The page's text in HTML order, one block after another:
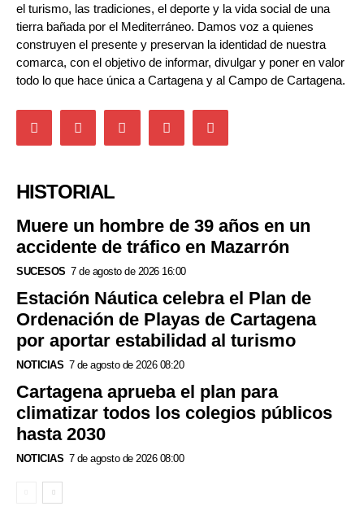
el turismo, las tradiciones, el deporte y la vida social de una
tierra bañada por el Mediterráneo. Damos voz a quienes
construyen el presente y preservan la identidad de nuestra
comarca, con el objetivo de informar, divulgar y poner en valor
todo lo que hace única a Cartagena y al Campo de Cartagena.
HISTORIAL
Muere un hombre de 39 años en un
accidente de tráfico en Mazarrón
SUCESOS 7 de agosto de 2026 16:00
Estación Náutica celebra el Plan de
Ordenación de Playas de Cartagena
por aportar estabilidad al turismo
NOTICIAS 7 de agosto de 2026 08:20
Cartagena aprueba el plan para
climatizar todos los colegios públicos
hasta 2030
NOTICIAS 7 de agosto de 2026 08:00